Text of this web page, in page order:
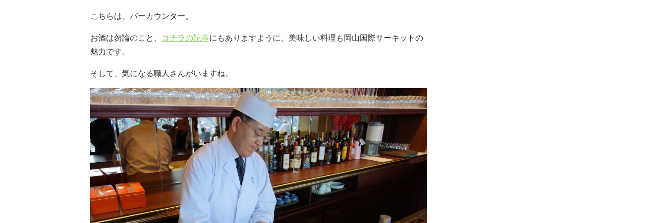
こちらは、バーカウンター。
お酒は勿論のこと、 コチラの記事にもありますように、美味しい料理も岡山国際サーキットの
魅力です。
そして、気になる職人さんがいますね。